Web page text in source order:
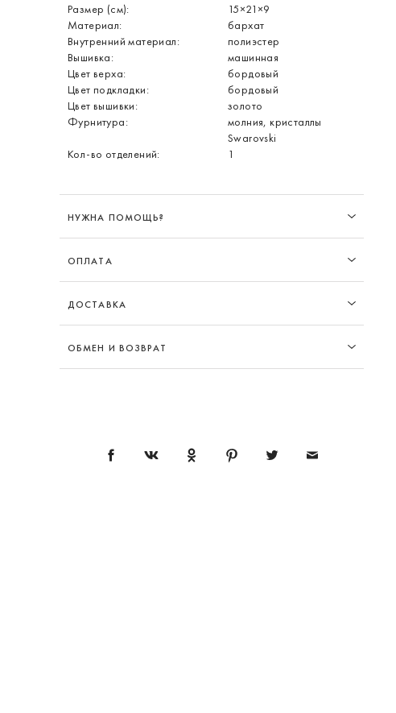
Размер (см):
15×21×9
Материал:
бархат
Внутренний материал:
полиэстер
Вышивка:
машинная
Цвет верха:
бордовый
Цвет подкладки:
бордовый
Цвет вышивки:
золото
Фурнитура:
молния, кристаллы
Swarovski
Кол-во отделений:
1
НУЖНА ПОМОЩЬ?
ОПЛАТА
ДОСТАВКА
ОБМЕН И ВОЗВРАТ